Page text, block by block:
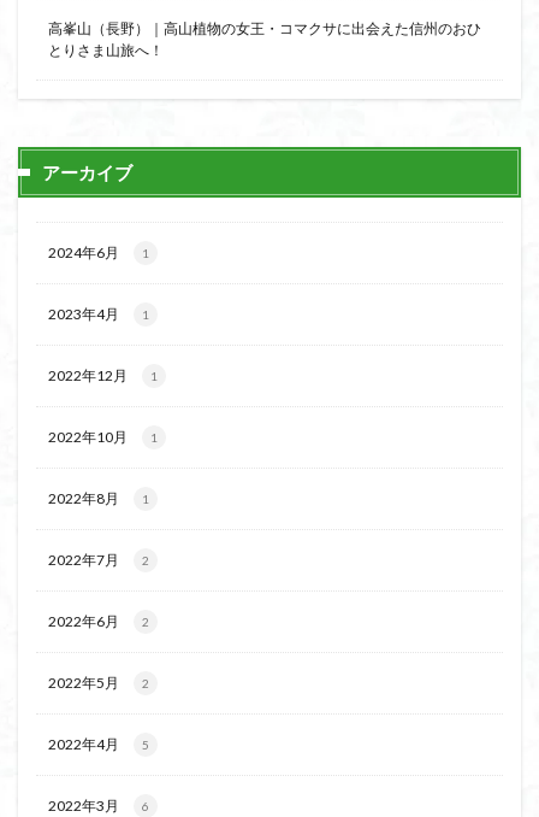
高峯山（長野）｜高山植物の女王・コマクサに出会えた信州のおひ
とりさま山旅へ！
アーカイブ
2024年6月 1
2023年4月 1
2022年12月 1
2022年10月 1
2022年8月 1
2022年7月 2
2022年6月 2
2022年5月 2
2022年4月 5
2022年3月 6